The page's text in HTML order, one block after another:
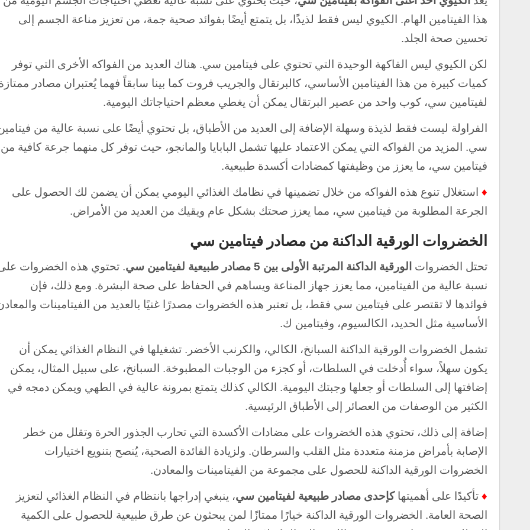
هذا الفيتامين الهام. الكيوي ليس فقط لذيذًا، بل يتمتع أيضًا بفوائد صحية جمة، من تعزيز مناعة الجسم إلى
تحسين صحة الجلد.
لكن الكيوي ليس الفاكهة الوحيدة التي تحتوي على فيتامين سي. هناك العديد من الفواكه الأخرى التي توفر
كميات كبيرة من هذا الفيتامين الأساسي، كالبرتقال والجريب فروت كما بينا سابقاً فهما يُعتبران مصادر
لفيتامين سي، كوب واحد من عصير البرتقال يمكن أن يغطي معظم احتياجاتك اليومية.
الفراولة ليست فقط لذيذة وسهلة الإضافة إلى العديد من الأطباق، بل تحتوي أيضًا على نسبة عالية من
سي. المزيد من الفواكه التي يمكن الاعتماد عليها تشمل البابايا والمانجو، حيث توفر كل منهما جرعة كافية من
فيتامين سي، ما يعزز من وظيفتها كمضادات أكسدة طبيعية.
♦ استغلال تنوع هذه الفواكه من خلال تضمينها في نظامك الغذائي اليومي يمكن أن يضمن لك الحصول على
الجرعة المطلوبة من فيتامين سي، مما يعزز صحتك بشكل عام ويقيك من العديد من الأمراض.
الخضروات الورقية الداكنة من مصادر فيتامين سي
تحتل الخضروات الورقية الداكنة المرتبة الأولى بين 5 مصادر طبيعية لفيتامين سي
. تحتوي هذه الخضروات
نسبة عالية من الفيتامين، مما يعزز جهاز المناعة ويساهم في الحفاظ على صحة البشرة. ومع ذلك، فإن
فوائدها لا تقتصر على فيتامين سي فقط، بل تعتبر هذه الخضروات مصدرًا غنيًا بالعديد من الفيتامينات
الأساسية مثل الحديد، الكالسيوم، وفيتامين ك.
تشمل الخضروات الورقية الداكنة السبانخ، الكالي، والكرنب الأخضر. تشغيلها في النظام الغذائي يمكن أن
يكون سهلاً، سواء أُدخلت في السلطات، أو كجزء من الوجبات المطبوخة. السبانخ، على سبيل المثال، يمكن
إضافتها إلى السلطات أو جعلها وجبتك اليومية. الكالي كذلك يتمتع بمرونة عالية في الطهي ويمكن دمجه في
الكثير من الوصفات من العصائر إلى الأطباق الرئيسية.
إضافة إلى ذلك، تحتوي هذه الخضروات على مضادات الأكسدة التي تحارب الجذور الحرة وتقلل من خطر
الإصابة بأمراض مزمنة متعددة مثل القلب والسرطان. ولزيادة الفائدة الصحية، يُنصح بتنويع اختيارات
الخضروات الورقية الداكنة للحصول على مجموعة من الفيتامينات والمعادن.
♦ تأكيدًا على أهميتها كإحدى مصادر طبيعية لفيتامين سي، ينبغي إدراجها بانتظام في النظام الغذائي لتعزيز
الصحة العامة. الخضروات الورقية الداكنة خيارًا ممتازًا لمن يبحثون عن طرق طبيعية للحصول على الكمية